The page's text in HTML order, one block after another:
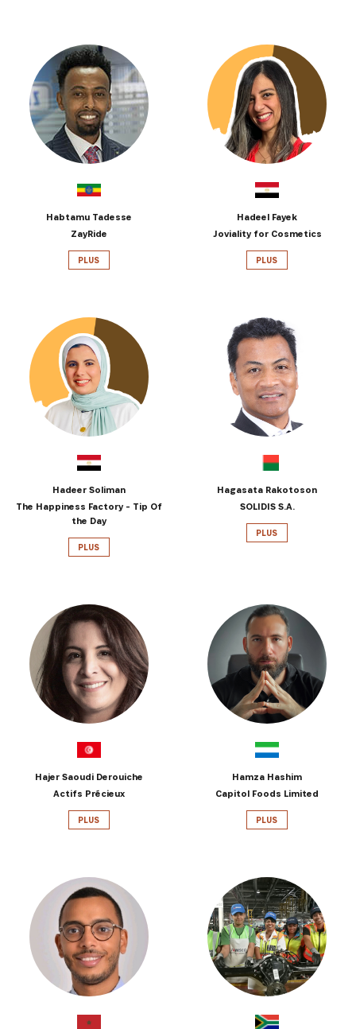
Habtamu Tadesse
ZayRide
PLUS
Hadeel Fayek
Joviality for Cosmetics
PLUS
Hadeer Soliman
The Happiness Factory - Tip Of
the Day
PLUS
Hagasata Rakotoson
SOLIDIS S.A.
PLUS
Hajer Saoudi Derouiche
Actifs Précieux
PLUS
Hamza Hashim
Capitol Foods Limited
PLUS